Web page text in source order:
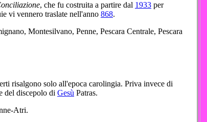
, che fu costruita a partire dal 1933 per
vi vennero traslate nell'anno 868.
Montesilvano, Penne, Pescara Centrale, Pescara
risalgono solo all'epoca carolingia. Priva invece di
del discepolo di Gesù Patras.
Atri.